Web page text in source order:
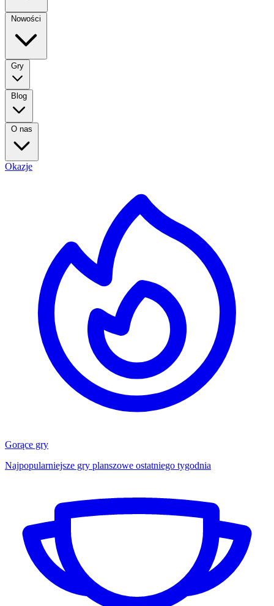
Nowości
Gry
Blog
O nas
Okazje
Gorące gry
Najpopularniejsze gry planszowe ostatniego tygodnia